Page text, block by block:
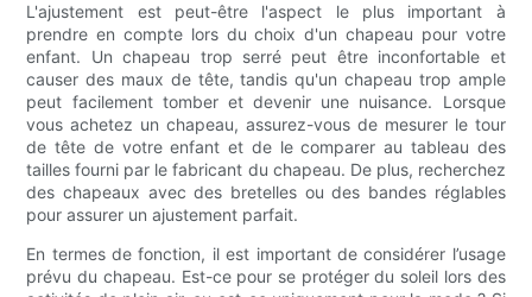
L'ajustement est peut-être l'aspect le plus important à
prendre en compte lors du choix d'un chapeau pour votre
enfant. Un chapeau trop serré peut être inconfortable et
causer des maux de tête, tandis qu'un chapeau trop ample
peut facilement tomber et devenir une nuisance. Lorsque
vous achetez un chapeau, assurez-vous de mesurer le tour
de tête de votre enfant et de le comparer au tableau des
tailles fourni par le fabricant du chapeau. De plus, recherchez
des chapeaux avec des bretelles ou des bandes réglables
pour assurer un ajustement parfait.
En termes de fonction, il est important de considérer l’usage
prévu du chapeau. Est-ce pour se protéger du soleil lors des